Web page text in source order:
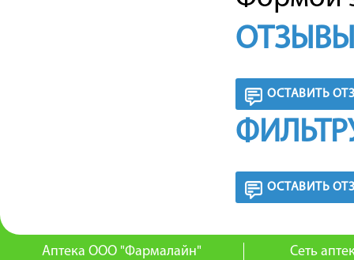
ОСТАВИТЬ
ОСТАВИТЬ
Аптека ООО "Фармалайн"
Сеть